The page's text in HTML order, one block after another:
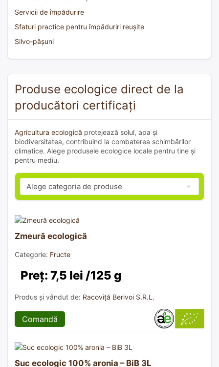
Servicii de împădurire
Sfaturi practice pentru împăduriri reușite
Silvo-pășuni
Produse ecologice direct de la
producători certificați
Agricultura ecologică protejează solul, apa și
biodiversitatea, contribuind la combaterea schimbărilor
climatice. Alege produsele ecologice locale pentru tine și
pentru mediu.
Zmeură ecologică
Categorie: Fructe
Preț: 7,5 lei /125 g
Produs și vândut de: Racoviță Berivoi S.R.L.
Comandă
Suc ecologic 100% aronia – BiB 3L